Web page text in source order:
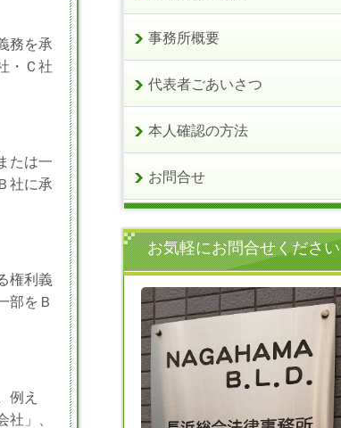
務を承
・Ｃ社
たは一
社に承
権利義
部をＢ
例え
」、
事務所概要
代表者ごあいさつ
本人確認の方法
お問合せ
お気軽にお問合せください